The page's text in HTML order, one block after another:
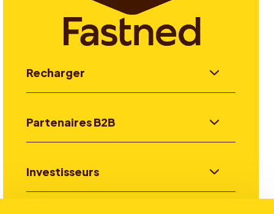
Recharger
Partenaires B2B
Investisseurs